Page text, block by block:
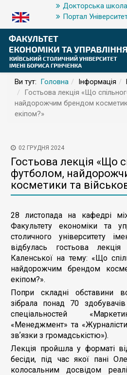
Докторська школа
Портал
Ви тут: Головна Інформація
Гостьова лекція «Що
найдорожчим брендом
екіпом?»
02 ГРУДНЯ 2024
Гостьова лекція «Що
футболом,
косметики та
28 листопада на кафедрі
Факультету економіки та
столичного університету
відбулась гостьова
Каленської на тему: «Що
найдорожчим брендом
екіпом?».
Попри складні обставини
зібрала понад 70 здобувачів
спеціальностей
«Менеджмент» та
звʼязки з громадськістю»).
Лекція пройшла у форматі
бесіди, під час якої пані
колосальним досвідом